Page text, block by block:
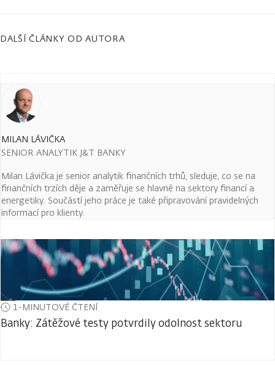
DALŠÍ ČLÁNKY OD AUTORA
MILAN LÁVIČKA
SENIOR ANALYTIK J&T BANKY
Milan Lávička je senior analytik finančních trhů, sleduje, co se na
finančních trzích děje a zaměřuje se hlavně na sektory financí a
energetiky. Součástí jeho práce je také připravování pravidelných
informací pro klienty.
1-MINUTOVÉ ČTENÍ
Banky: Zátěžové testy potvrdily odolnost sektoru